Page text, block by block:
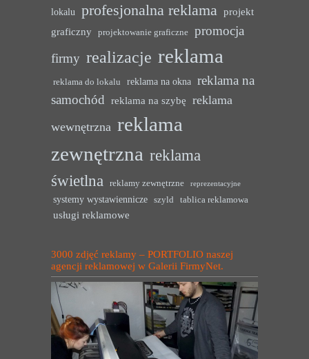
lokalu profesjonalna reklama projekt
graficzny
projektowanie graficzne
promocja
firmy realizacje reklama
reklama do lokalu reklama na okna reklama na
samochód reklama na szybę reklama
wewnętrzna reklama
zewnętrzna reklama
świetlna
reklamy zewnętrzne reprezentacyjne
systemy wystawiennicze szyld tablica reklamowa
usługi reklamowe
3000 zdjęć reklamy – PORTFOLIO naszej
agencji reklamowej w Galerii FirmyNet.